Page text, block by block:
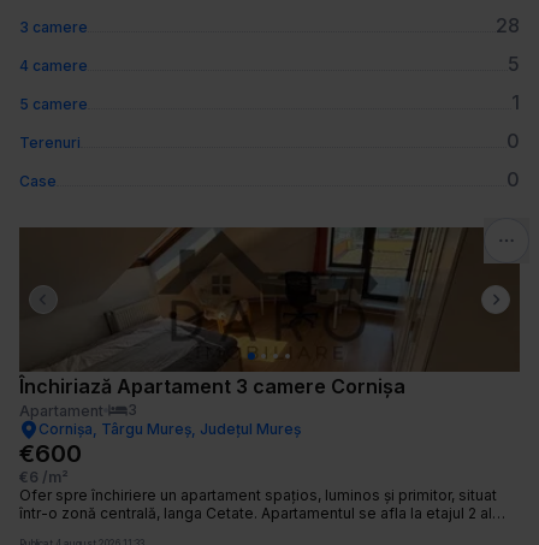
3 camere 28
4 camere 5
5 camere 1
Terenuri 0
Case 0
Previous slide Next
Închiriază Apartament 3 camere Cornișa
Apartament
3
Cornișa, Târgu Mureș, Județul Mureș
€600
€6 /m²
Ofer spre închiriere un apartament spațios, luminos și primitor, situat
într-o zonă centrală, langa Cetate. Apartamentul se afla la etajul 2 al